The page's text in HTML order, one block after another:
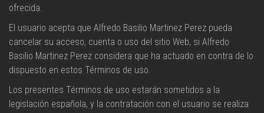
ofrecida.
El usuario acepta que Alfredo Basilio Martinez Perez pueda
cancelar su acceso, cuenta o uso del sitio Web, si Alfredo
Basilio Martinez Perez considera que ha actuado en contra de lo
dispuesto en estos Términos de uso.
Los presentes Términos de uso estarán sometidos a la
legislación española, y la contratación con el usuario se realiza